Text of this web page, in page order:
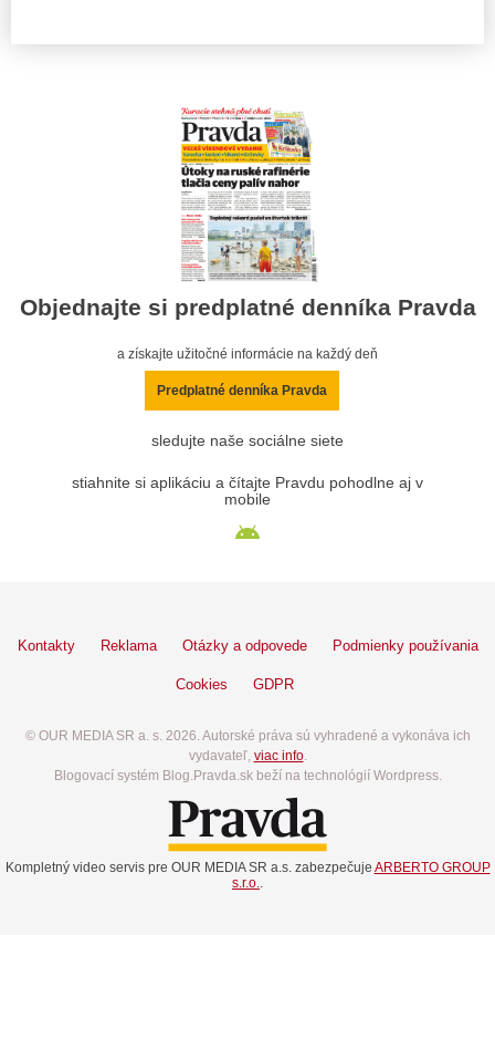
Objednajte si predplatné denníka Pravda
a získajte užitočné informácie na každý deň
Predplatné denníka Pravda
sledujte naše sociálne siete
stiahnite si aplikáciu a čítajte Pravdu pohodlne aj v
mobile
Kontakty Reklama Otázky a odpovede Podmienky používania
Cookies GDPR
© OUR MEDIA SR a. s. 2026. Autorské práva sú vyhradené a vykonáva ich
vydavateľ, viac info.
Blogovací systém Blog.Pravda.sk beží na technológií Wordpress.
Kompletný video servis pre OUR MEDIA SR a.s. zabezpečuje ARBERTO GROUP
s.r.o..